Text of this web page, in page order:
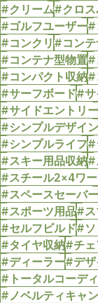
#クリーム#クロス
#ゴルフユーザー#
#コンクリ#コンテ
#コンテナ型物置#
#コンパクト収納#
#サーフボード#サ
#サイドエントリー
#シンプルデザイン
#シンプルライフ#
#スキー用品収納#
#スチール2×4ワ
#スペースセーバー
#スポーツ用品#ス
#セルフビルド#ソ
#タイヤ収納#チェ
#ディーラー#デザ
#トータルコーデ
#ノベルティキャ